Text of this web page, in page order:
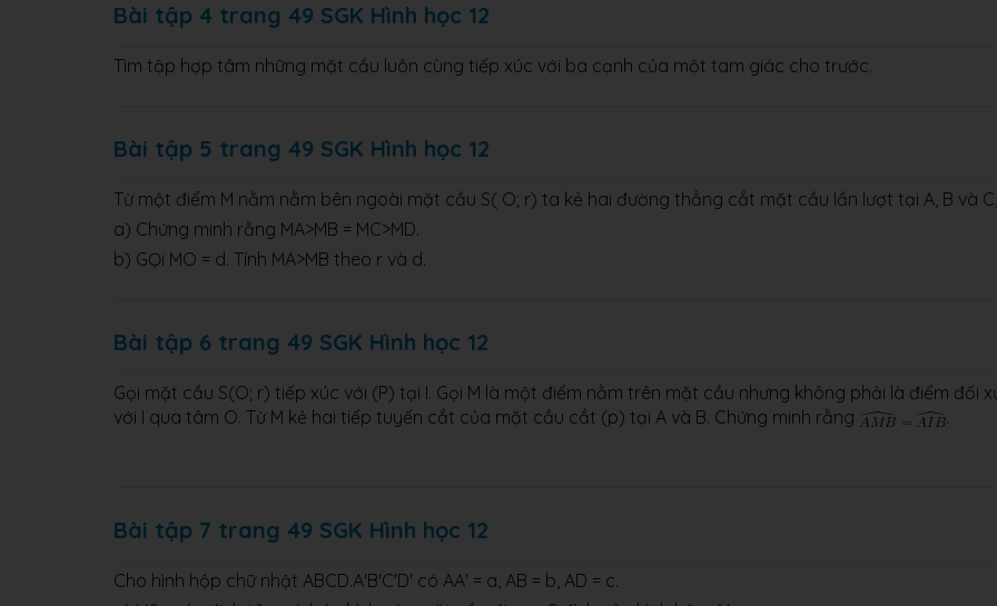
Bài tập 4 trang 49 SGK Hình học 12
Tìm tập hợp tâm những mặt cầu luôn cùng tiếp xúc với ba cạnh của một tam giác cho trước.
Bài tập 5 trang 49 SGK Hình học 12
Từ một điểm M nằm nằm bên ngoài mặt cầu S( O; r) ta kẻ hai đường thẳng cắt mặt cầu lần lượt tại A, B và
a) Chứng minh rằng MA>MB = MC>MD.
b) GỌi MO = d. Tính MA>MB theo r và d.
Bài tập 6 trang 49 SGK Hình học 12
Gọi mặt cầu S(O; r) tiếp xúc với (P) tại I. Gọi M là một điểm nằm trên mặt cầu nhưng không phải là điểm đối
với I qua tâm O. Từ M kẻ hai tiếp tuyến cắt của mặt cầu cắt (p) tại A và B. Chứng minh rằng
.
Bài tập 7 trang 49 SGK Hình học 12
Cho hình hộp chữ nhật ABCD.A'B'C'D' có AA' = a, AB = b, AD = c.